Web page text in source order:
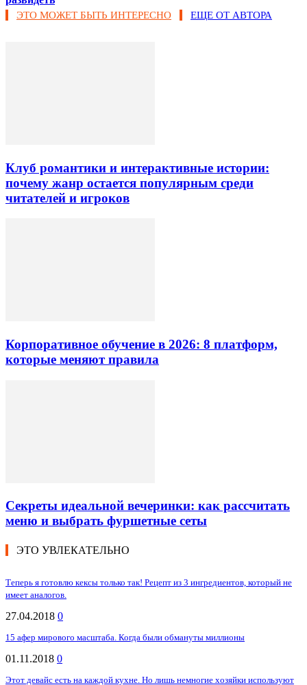
ЭТО МОЖЕТ БЫТЬ ИНТЕРЕСНО ЕЩЕ ОТ АВТОРА
Клуб романтики и интерактивные истории:
почему жанр остается популярным среди
читателей и игроков
Корпоративное обучение в 2026: 8 платформ,
которые меняют правила
Секреты идеальной вечеринки: как рассчитать
меню и выбрать фуршетные сеты
ЭТО УВЛЕКАТЕЛЬНО
Теперь я готовлю кексы только так! Рецепт из 3 ингредиентов, который не
имеет аналогов.
27.04.2018 0
15 афер мирового масштаба. Когда были обмануты миллионы
01.11.2018 0
Этот девайс есть на каждой кухне. Но лишь немногие хозяйки используют